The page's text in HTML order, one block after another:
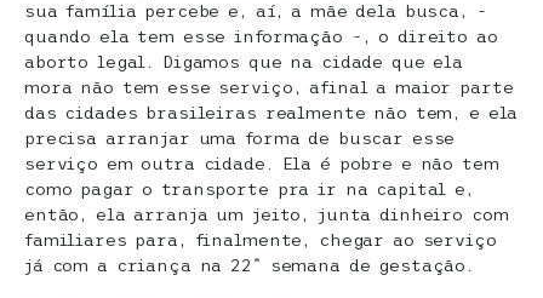
sua família percebe e, aí, a mãe dela busca, -
quando ela tem esse informação -, o direito ao
aborto legal. Digamos que na cidade que ela
mora não tem esse serviço, afinal a maior parte
das cidades brasileiras realmente não tem, e ela
precisa arranjar uma forma de buscar esse
serviço em outra cidade. Ela é pobre e não tem
como pagar o transporte pra ir na capital e,
então, ela arranja um jeito, junta dinheiro com
familiares para, finalmente, chegar ao serviço
já com a criança na 22ª semana de gestação.